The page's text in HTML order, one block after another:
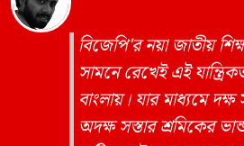
বিজেপি'র নয়া জাতীয়
সামনে রেখেই এই
বাংলায়। যার মাধ্যমে
অদক্ষ সস্তার শ্রমিকের